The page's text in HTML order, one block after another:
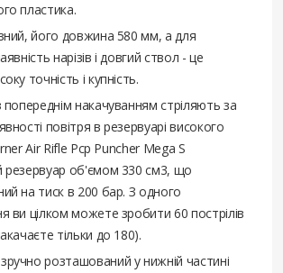
пластика.
його довжина 580 мм, а для
нарізів і довгий ствол - це
точність і купність.
попереднім накачуванням стріляють за
повітря в резервуарі високого
Air Rifle Pcp Puncher Mega S
резервуар об'ємом 330 см3, що
на тиск в 200 бар. З одного
ви цілком можете зробити 60 пострілів
тільки до 180).
розташований у нижній частині